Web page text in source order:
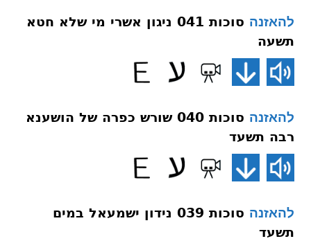
להאזנה
סוכות 041 ניגון אשרי מי שלא חטא
תשעה
להאזנה
סוכות 040 שורש כפרה של הושענא
רבה תשעד
להאזנה
סוכות 039 נידון ישמעאל במים
תשעד